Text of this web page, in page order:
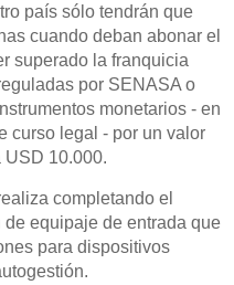
país sólo tendrán que
cuando deban abonar el
superado la franquicia
por SENASA o
monetarios - en
curso legal - por un valor
10.000.
completando el
equipaje de entrada que
para dispositivos